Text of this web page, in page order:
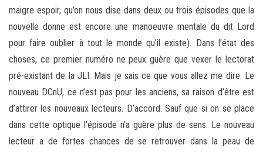
maigre espoir, qu’on nous dise dans deux ou trois épisodes que la
nouvelle donne est encore une manoeuvre mentale du dit Lord
pour faire oublier à tout le monde qu’il existe). Dans l’état des
choses, ce premier numéro ne peux guère que vexer le lectorat
pré-existant de la JLI. Mais je sais ce que vous allez me dire. Le
nouveau DCnU, ce n’est pas pour les anciens, sa raison d’être est
d’attirer les nouveaux lecteurs. D’accord. Sauf que si on se place
dans cette optique l’épisode n’a guère plus de sens. Le nouveau
lecteur a de fortes chances de se retrouver dans la peau de